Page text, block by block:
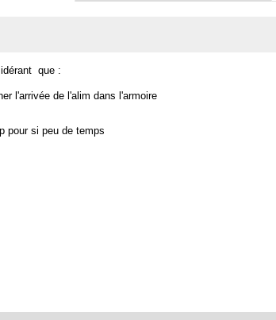
que :
l'arrivée de l'alim dans l'armoire
pour si peu de temps